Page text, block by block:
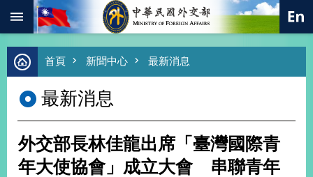
跳到主要內容區塊
進
階
尋
熱
首頁 新聞中心 最新消息
最新消息
外交部長林佳龍出席「臺灣國際青
年大使協會」成立大會 串聯青年